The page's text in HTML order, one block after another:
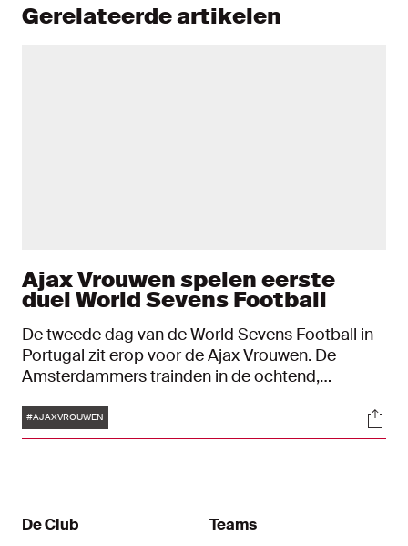
Gerelateerde artikelen
Ajax Vrouwen spelen eerste
duel World Sevens Football
De tweede dag van de World Sevens Football in
Portugal zit erop voor de Ajax Vrouwen. De
Amsterdammers trainden in de ochtend,
speelden de eerste groepswedstrijd tegen
Bayern München: 2-4-verlies.
Tags
#AJAXVROUWEN
De Club
Teams